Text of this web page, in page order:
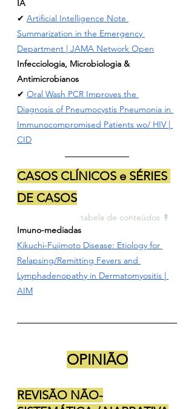
IA
✔ Artificial Intelligence Note
Summarization in the Emergency
Department | JAMA Network Open
Infecciologia, Microbiologia &
Antimicrobianos
✔ Oral Wash PCR Improves the
Diagnosis of Pneumocystis Pneumonia in
Immunocompromised Patients wo/ HIV |
CID
CASOS CLÍNICOS e SÉRIES
DE CASOS
tabela de conteúdos ↟
Imuno-mediadas
Kikuchi-Fujimoto Disease: Etiology for
Relapsing/Remitting Fevers and
Lymphadenopathy in Dermatomyositis |
AIM
OPINIÃO
REVISÃO NÃO-